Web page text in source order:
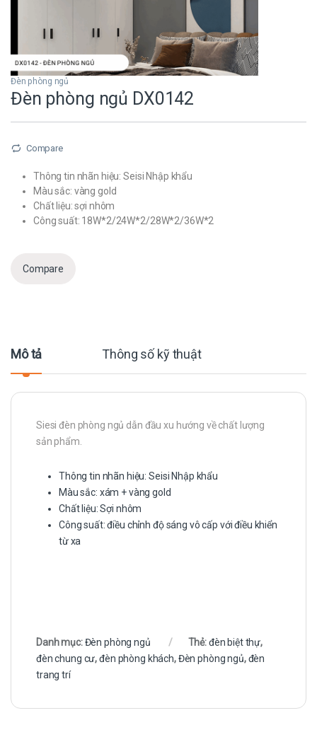
Đèn phòng ngủ
Đèn phòng ngủ DX0142
Compare
Thông tin nhãn hiệu: Seisi Nhập khẩu
Màu sắc: vàng gold
Chất liệu: sợi nhôm
Công suất: 18W*2/24W*2/28W*2/36W*2
Compare
Mô tả Thông số kỹ thuật
Siesi đèn phòng ngủ dẫn đầu xu hướng về chất lượng
sản phẩm.
Thông tin nhãn hiệu: Seisi Nhập khẩu
Màu sắc: xám + vàng gold
Chất liệu: Sợi nhôm
Công suất: điều chỉnh độ sáng vô cấp với điều khiển
từ xa
Danh mục:Đèn phòng ngủ Thẻ:đèn biệt thự,
đèn chung cư,đèn phòng khách,Đèn phòng ngủ,đèn
trang trí